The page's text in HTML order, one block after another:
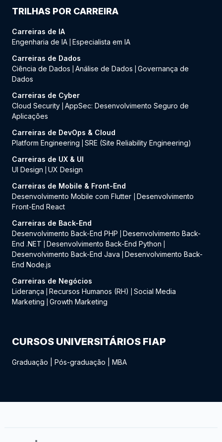
TRILHAS POR CARREIRA
Carreiras de IA
Engenharia de IA Especialista em IA
Carreiras de Dados
Ciência de Dados
Análise de Dados
Governança de
Dados
Carreiras de Cyber
Cloud Security AppSec: Desenvolvimento Seguro de
Aplicações
Carreiras de DevOps & Cloud
Platform Engineering
SRE (Site Reliability Engineering)
Carreiras de UX & UI
UI Design
UX Design
Carreiras de Mobile & Front-End
Desenvolvimento Mobile com Flutter
Desenvolvimento
Front-End React
Carreiras de Back-End
Desenvolvimento Back-End PHP
Desenvolvimento Back-
End .NET
Desenvolvimento Back-End Python
Desenvolvimento Back-End Java
Desenvolvimento Back-
End Node.js
Carreiras de Negócios
Liderança
Recursos Humanos (RH)
Social Media
Marketing
Growth Marketing
CURSOS UNIVERSITÁRIOS FIAP
Graduação Pós-graduação MBA